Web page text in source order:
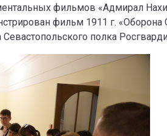
фильмов «Адмирал
фильм 1911 г. «Оборона
полка